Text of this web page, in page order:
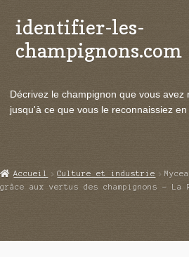
Aller
à
la
Aller
au
contenu
identifier-les-
champignons.com
Actualités
Echanges et contacts
Décrivez le champignon que vous avez
jusqu'à ce que vous le reconnaissiez en
Accueil Culture et industrie
grâce aux vertus des champignons – La